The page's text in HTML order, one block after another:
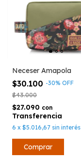
Neceser Amapola
$30.100 -30% OFF
$43.000
$27.090 con
6 x $5.016,67 sin interés